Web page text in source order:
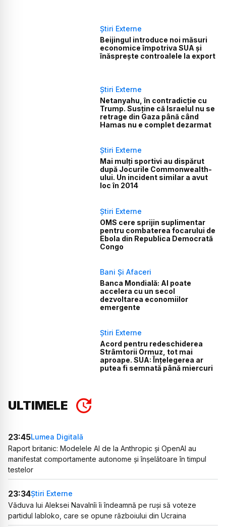
Știri Externe
Beijingul introduce noi măsuri
economice împotriva SUA și
înăsprește controalele la export
Știri Externe
Netanyahu, în contradicție cu
Trump. Susține că Israelul nu se
retrage din Gaza până când
Hamas nu e complet dezarmat
Știri Externe
Mai mulți sportivi au dispărut
după Jocurile Commonwealth-
ului. Un incident similar a avut
loc în 2014
Știri Externe
OMS cere sprijin suplimentar
pentru combaterea focarului de
Ebola din Republica Democrată
Congo
Bani Și Afaceri
Banca Mondială: AI poate
accelera cu un secol
dezvoltarea economiilor
emergente
Știri Externe
Acord pentru redeschiderea
Strâmtorii Ormuz, tot mai
aproape. SUA: Înțelegerea ar
putea fi semnată până miercuri
ULTIMELE
23:45Lumea Digitală
Raport britanic: Modelele AI de la Anthropic și OpenAI au
manifestat comportamente autonome și înșelătoare în timpul
testelor
23:34Știri Externe
Văduva lui Aleksei Navalnîi îi îndeamnă pe ruși să voteze
partidul Iabloko, care se opune războiului din Ucraina